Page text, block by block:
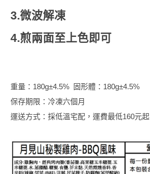
3.微波解凍
4.煎兩面至上色即可
重量：180g±4.5% 固形體：180g±4.5%
保存期限：冷凍六個月
運送方式：採低溫宅配​​​​​​，運費最低160元起